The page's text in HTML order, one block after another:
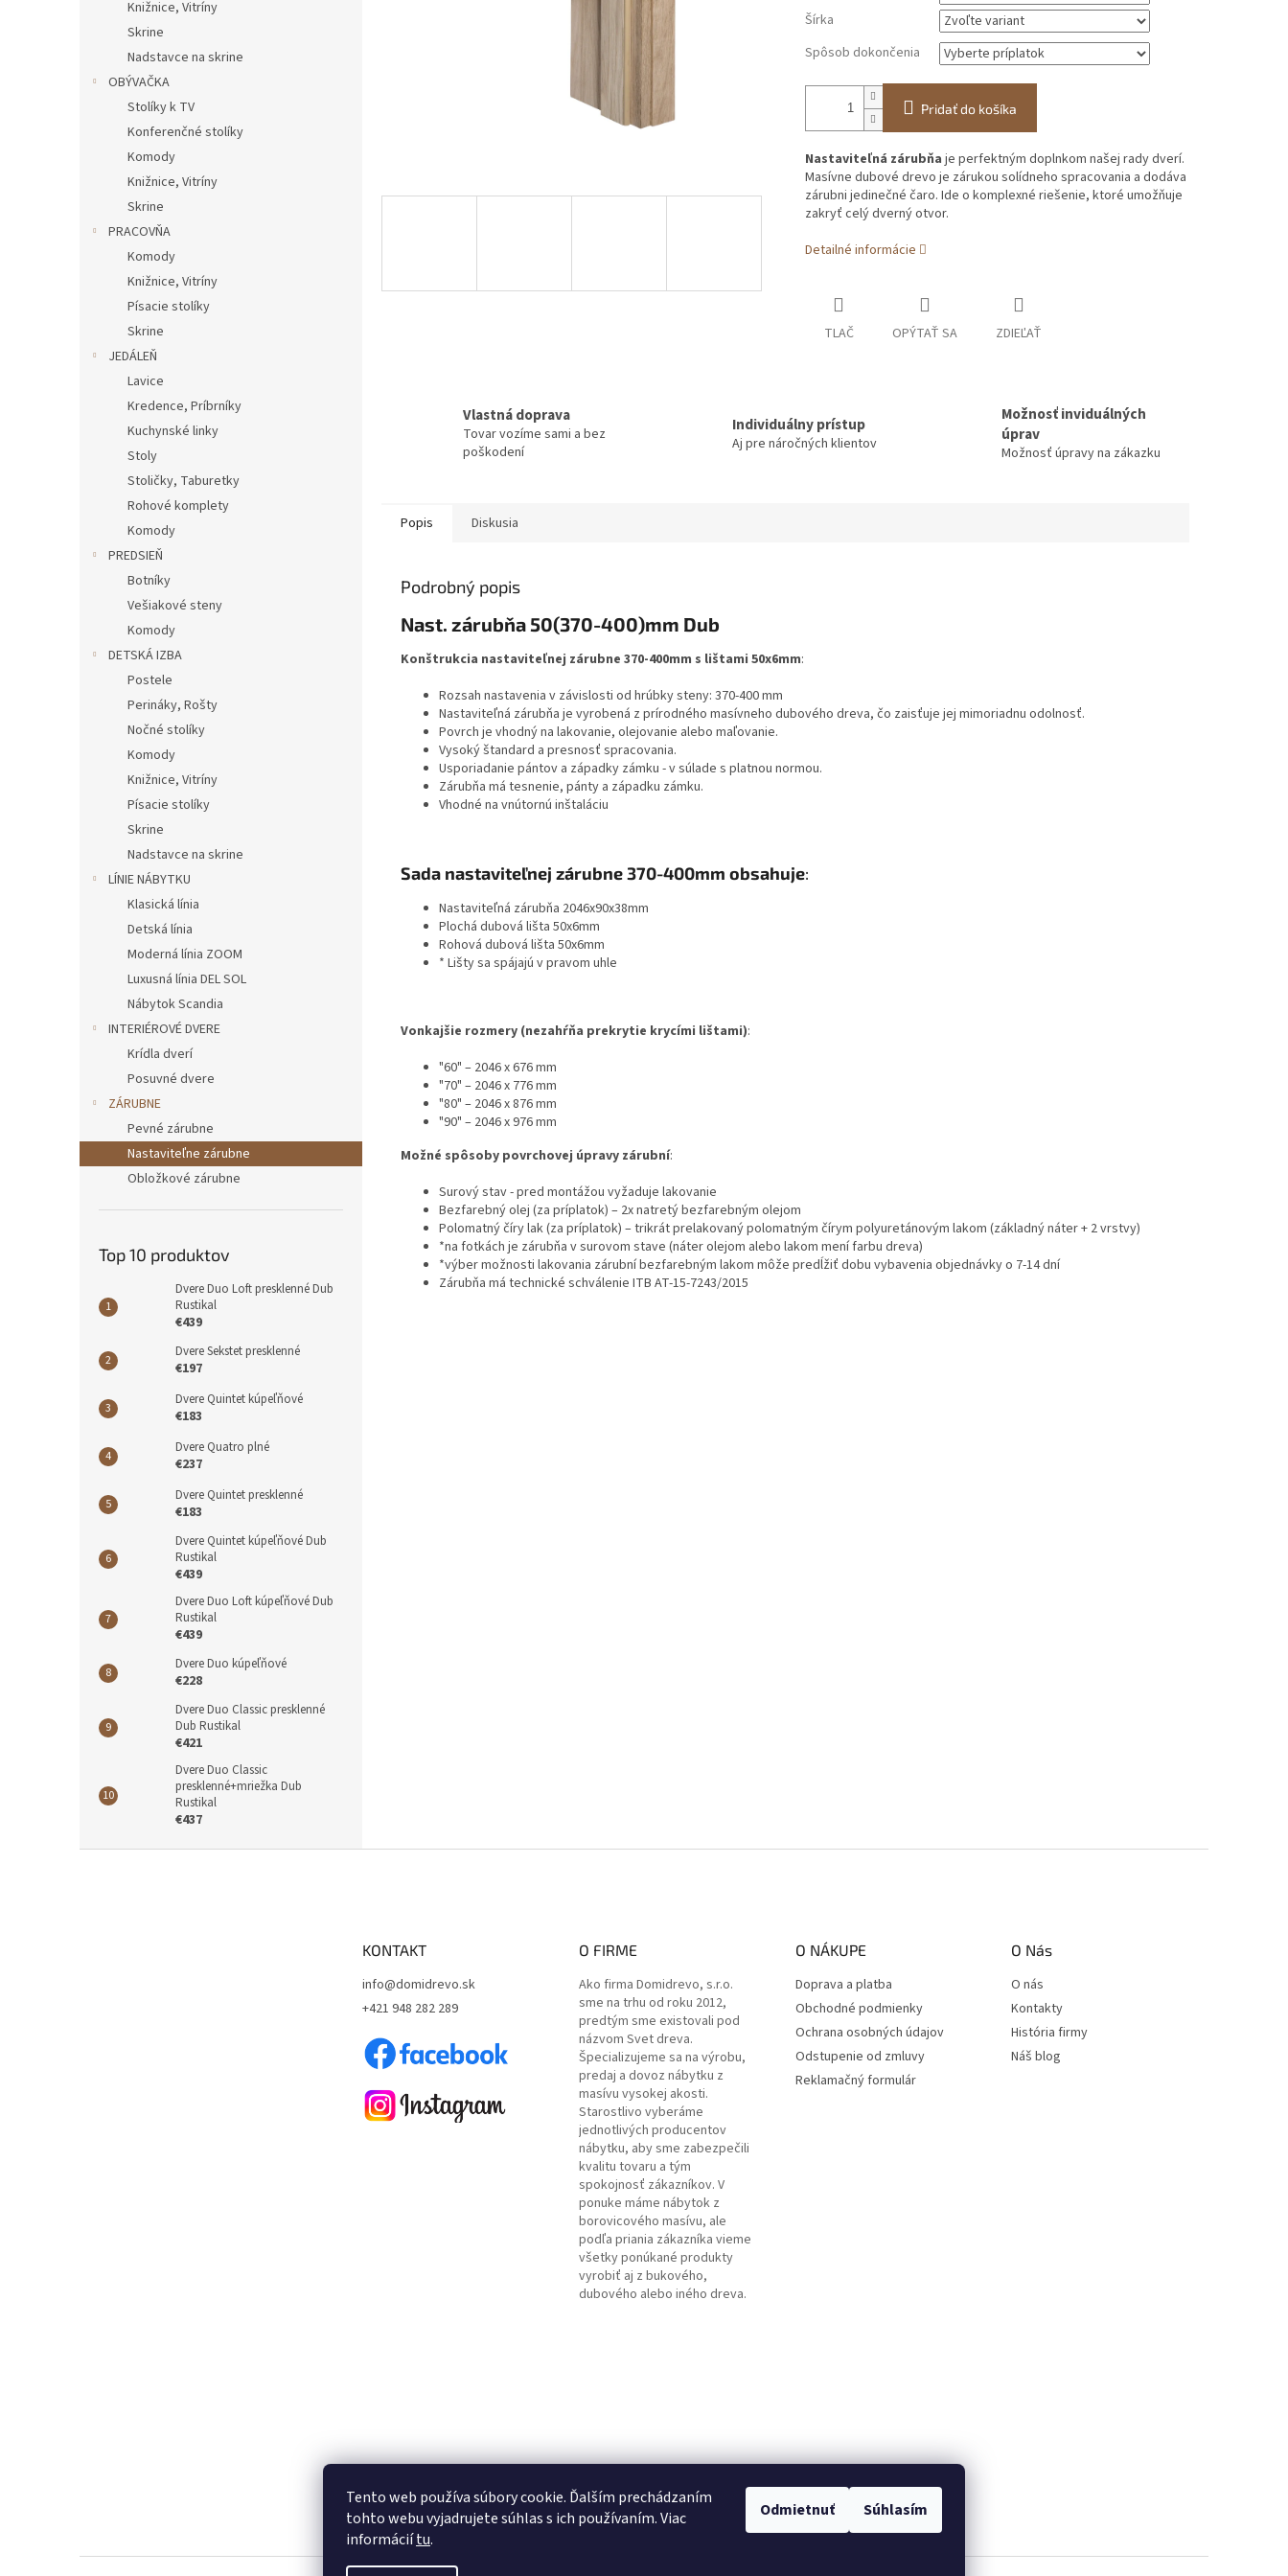
Tento web používa súbory cookie. Ďalším prechádzaním
tohto webu vyjadrujete súhlas s ich používaním. Viac
informáciítu.
Odmietnuť Súhlasím
Knižnice, Vitríny
Skrine
Nadstavce na skrine
OBÝVAČKA
Stolíky k TV
Konferenčné stolíky
Komody
Knižnice, Vitríny
Skrine
PRACOVŇA
Komody
Knižnice, Vitríny
Písacie stolíky
Skrine
JEDÁLEŇ
Lavice
Kredence, Príbrníky
Kuchynské linky
Stoly
Stoličky, Taburetky
Rohové komplety
Komody
PREDSIEŇ
Botníky
Vešiakové steny
Komody
DETSKÁ IZBA
Postele
Perináky, Rošty
Nočné stolíky
Komody
Knižnice, Vitríny
Písacie stolíky
Skrine
Nadstavce na skrine
LÍNIE NÁBYTKU
Klasická línia
Detská línia
Moderná línia ZOOM
Luxusná línia DEL SOL
Nábytok Scandia
INTERIÉROVÉ DVERE
Krídla dverí
Posuvné dvere
ZÁRUBNE
Pevné zárubne
Nastaviteľne zárubne
Obložkové zárubne
Top 10 produktov
Dvere Duo Loft presklenné Dub
Rustikal
€439
Dvere Sekstet presklenné
€197
Dvere Quintet kúpeľňové
€183
Dvere Quatro plné
€237
Dvere Quintet presklenné
€183
Dvere Quintet kúpeľňové Dub
Rustikal
€439
Dvere Duo Loft kúpeľňové Dub
Rustikal
€439
Dvere Duo kúpeľňové
€228
Dvere Duo Classic presklenné
Dub Rustikal
€421
Dvere Duo Classic
presklenné+mriežka Dub
Rustikal
€437
Šírka
Spôsob dokončenia
Pridať do košíka
Nastaviteľná zárubňa je perfektným doplnkom našej rady dverí.
Masívne dubové drevo je zárukou solídneho spracovania a dodáva
zárubni jedinečné čaro. Ide o komplexné riešenie, ktoré umožňuje
zakryť celý dverný otvor.
Detailné informácie
TLAČ OPÝTAŤ SA ZDIEĽAŤ
Vlastná doprava
Tovar vozíme sami a bez
poškodení
Individuálny prístup
Aj pre náročných klientov
Možnosť inviduálných
úprav
Možnosť úpravy na zákazku
Popis Diskusia
Podrobný popis
Nast. zárubňa 50(370-400)mm Dub
Konštrukcia nastaviteľnej zárubne 370-400mm s lištami 50x6mm:
Rozsah nastavenia v závislosti od hrúbky steny: 370-400 mm
Nastaviteľná zárubňa je vyrobená z prírodného masívneho dubového dreva, čo zaisťuje jej mimoriadnu odolnosť.
Povrch je vhodný na lakovanie, olejovanie alebo maľovanie.
Vysoký štandard a presnosť spracovania.
Usporiadanie pántov a západky zámku - v súlade s platnou normou.
Zárubňa má tesnenie, pánty a západku zámku.
Vhodné na vnútornú inštaláciu
Sada nastaviteľnej zárubne 370-400mm obsahuje:
Nastaviteľná zárubňa 2046x90x38mm
Plochá dubová lišta 50x6mm
Rohová dubová lišta 50x6mm
* Lišty sa spájajú v pravom uhle
Vonkajšie rozmery (nezahŕňa prekrytie krycími lištami):
"60" – 2046 x 676 mm
"70" – 2046 x 776 mm
"80" – 2046 x 876 mm
"90" – 2046 x 976 mm
Možné spôsoby povrchovej úpravy zárubní:
Surový stav - pred montážou vyžaduje lakovanie
Bezfarebný olej (za príplatok) – 2x natretý bezfarebným olejom
Polomatný číry lak (za príplatok) – trikrát prelakovaný polomatným čírym polyuretánovým lakom (základný náter + 2 vrstvy)
*na fotkách je zárubňa v surovom stave (náter olejom alebo lakom mení farbu dreva)
*výber možnosti lakovania zárubní bezfarebným lakom môže predĺžiť dobu vybavenia objednávky o 7-14 dní
Zárubňa má technické schválenie ITB AT-15-7243/2015
KONTAKT
info@domidrevo.sk
+421 948 282 289
O FIRME
Ako firma Domidrevo, s.r.o.
sme na trhu od roku 2012,
predtým sme existovali pod
názvom Svet dreva.
Špecializujeme sa na výrobu,
predaj a dovoz nábytku z
masívu vysokej akosti.
Starostlivo vyberáme
jednotlivých producentov
nábytku, aby sme zabezpečili
kvalitu tovaru a tým
spokojnosť zákazníkov. V
ponuke máme nábytok z
borovicového masívu, ale
podľa priania zákazníka vieme
všetky ponúkané produkty
vyrobiť aj z bukového,
dubového alebo iného dreva.
O NÁKUPE
Doprava a platba
Obchodné podmienky
Ochrana osobných údajov
Odstupenie od zmluvy
Reklamačný formulár
O Nás
O nás
Kontakty
História firmy
Náš blog